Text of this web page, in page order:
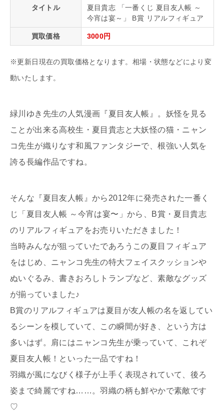
タイトル
夏目貴志 「一番くじ 夏目友人帳 ～
今宵は宴～」 B賞 リアルフィギュア
買取価格 3000円
※更新日現在の買取価格となります。相場・状態などにより変
動いたします。
緑川ゆき先生の人気漫画『夏目友人帳』。妖怪を見る
ことが出来る高校生・夏目貴志と大妖怪の猫・ニャン
コ先生が織りなす和風ファンタジーで、根強い人気を
誇る長編作品ですね。
そんな『夏目友人帳』から2012年に発売された一番く
じ「夏目友人帳 ～今宵は宴〜」から、B賞・夏目貴志
のリアルフィギュアをお売りいただきました！
当時みんなが狙っていたであろうこの夏目フィギュア
をはじめ、ニャンコ先生の特大フェイスクッションや
ぬいぐるみ、書きおろしトランプなど、素敵なグッズ
が揃っていました♪
B賞のリアルフィギュアは夏目が友人帳の名を返してい
るシーンを模していて、この瞬間が好き、という方は
多いはず。肩にはニャンコ先生が乗っていて、これぞ
夏目友人帳！といった一品ですね！
羽織が風になびく様子が上手く表現されていて、後ろ
姿まで綺麗ですね……。羽織の柄も鮮やかで素敵です
♡